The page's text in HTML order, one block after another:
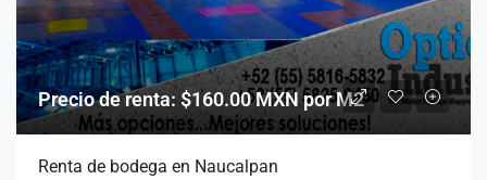
Precio de renta: $160.00 MXN por M2
Renta de bodega en Naucalpan